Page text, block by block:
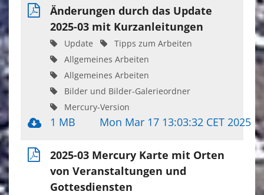
Änderungen durch das Update
2025-03 mit Kurzanleitungen
Update
Tipps zum Arbeiten
Allgemeines Arbeiten
Allgemeines Arbeiten
Bilder und Bilder-Galerieordner
Mercury-Version
1 MB Mon Mar 17 13:03:32 CET 2025
2025-03 Mercury Karte mit Orten
von Veranstaltungen und
Gottesdiensten